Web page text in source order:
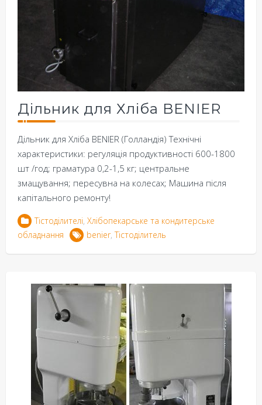
Дільник для Хліба BENIER
Дільник для Хліба BENIER (Голландія) Технічні
характеристики: регуляція продуктивності 600-1800
шт /год; граматура 0,2-1,5 кг; центральне
змащування; пересувна на колесах; Машина після
капітального ремонту!
Тістоділителі, Хлібопекарське та кондитерське
обладнання
benier,Тістоділитель